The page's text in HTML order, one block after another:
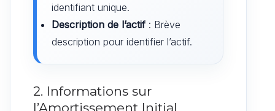
identifiant unique.
Description de l’actif : Brève
description pour identifier l’actif.
2. Informations sur
l’Amortissement Initial